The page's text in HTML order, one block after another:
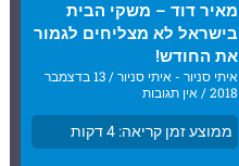
מאיר דוד – משקי הבית
בישראל לא מצליחים לגמור
את החודש!
איתי סניור - איתי סניור
13 בדצמבר
2018 אין תגובות
ממוצע זמן קריאה: 4דקות